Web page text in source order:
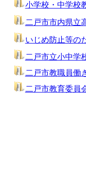
小学校・中学校
二戸市市内県立
いじめ防止等の
二戸市立小中学
二戸市教職員働
二戸市教育委員